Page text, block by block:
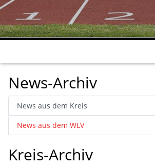
News-Archiv
News aus dem Kreis
News aus dem WLV
Kreis-Archiv